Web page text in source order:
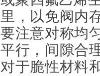
里，以免阀内
要注意对称均
平行，间隙合
对于脆性材料